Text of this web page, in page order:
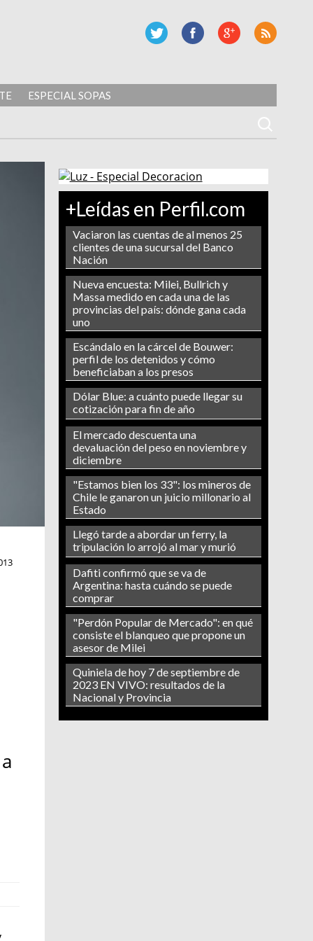
ESPECIAL SOPAS
+Leídas en Perfil.com
Vaciaron las cuentas de al menos 25
clientes de una sucursal del Banco
Nación
Nueva encuesta: Milei, Bullrich y
Massa medido en cada una de las
provincias del país: dónde gana cada
uno
Escándalo en la cárcel de Bouwer:
perfil de los detenidos y cómo
beneficiaban a los presos
Dólar Blue: a cuánto puede llegar su
cotización para fin de año
El mercado descuenta una
devaluación del peso en noviembre y
diciembre
"Estamos bien los 33": los mineros de
Chile le ganaron un juicio millonario al
Estado
Llegó tarde a abordar un ferry, la
tripulación lo arrojó al mar y murió
Dafiti confirmó que se va de
Argentina: hasta cuándo se puede
comprar
"Perdón Popular de Mercado": en qué
consiste el blanqueo que propone un
asesor de Milei
Quiniela de hoy 7 de septiembre de
2023 EN VIVO: resultados de la
Nacional y Provincia